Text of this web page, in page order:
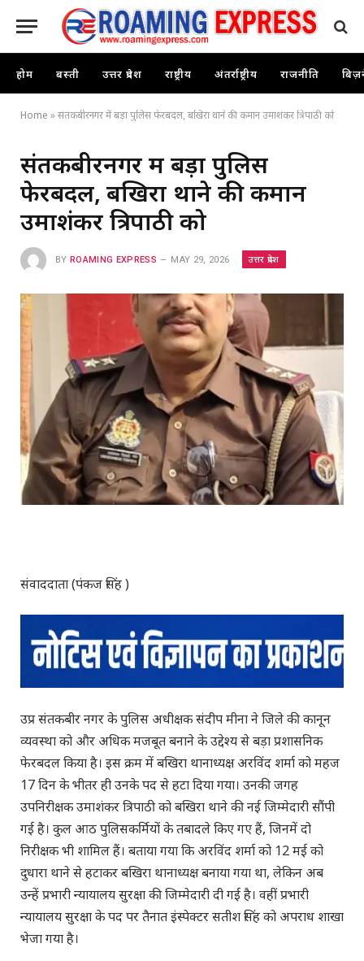
होम बस्ती उत्तर प्रदेश राष्ट्रीय अंतर्राष्ट्रीय राजनीति
Home »संतकबीरनगर में बड़ा पुलिस फेरबदल, बखिरा थाने की कमान उमाशंकर त्रिपाठी को
संतकबीरनगर में बड़ा पुलिस
फेरबदल, बखिरा थाने की कमान
उमाशंकर त्रिपाठी को
BY ROAMING EXPRESS MAY 29, 2026 उत्तर प्रदेश
संवाददाता (पंकज सिंह )
उप्र संतकबीर नगर के पुलिस अधीक्षक संदीप मीना ने जिले की कानून
व्यवस्था को और अधिक मजबूत बनाने के उद्देश्य से बड़ा प्रशासनिक
फेरबदल किया है। इस क्रम में बखिरा थानाध्यक्ष अरविंद शर्मा को महज
17 दिन के भीतर ही उनके पद से हटा दिया गया। उनकी जगह
उपनिरीक्षक उमाशंकर त्रिपाठी को बखिरा थाने की नई जिम्मेदारी सौंपी
गई है। कुल आठ पुलिसकर्मियों के तबादले किए गए हैं, जिनमें दो
निरीक्षक भी शामिल हैं। बताया गया कि अरविंद शर्मा को 12 मई को
दुधारा थाने से हटाकर बखिरा थानाध्यक्ष बनाया गया था, लेकिन अब
उन्हें प्रभारी न्यायालय सुरक्षा की जिम्मेदारी दी गई है। वहीं प्रभारी
न्यायालय सुरक्षा के पद पर तैनात इंस्पेक्टर सतीश सिंह को अपराध शाखा
भेजा गया है।